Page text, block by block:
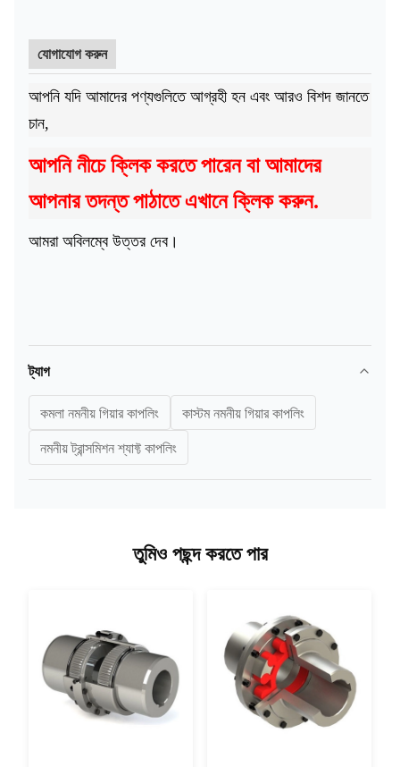
যোগাযোগ করুন
আপনি যদি আমাদের পণ্যগুলিতে আগ্রহী হন এবং আরও বিশদ জানতে
চান,
আপনি নীচে ক্লিক করতে পারেন বা আমাদের
আপনার তদন্ত পাঠাতে এখানে ক্লিক করুন.
আমরা অবিলম্বে উত্তর দেব।
ট্যাগ
কমলা নমনীয় গিয়ার কাপলিং
কাস্টম নমনীয় গিয়ার কাপলিং
নমনীয় ট্রান্সমিশন শ্যাফ্ট কাপলিং
তুমিও পছন্দ করতে পার